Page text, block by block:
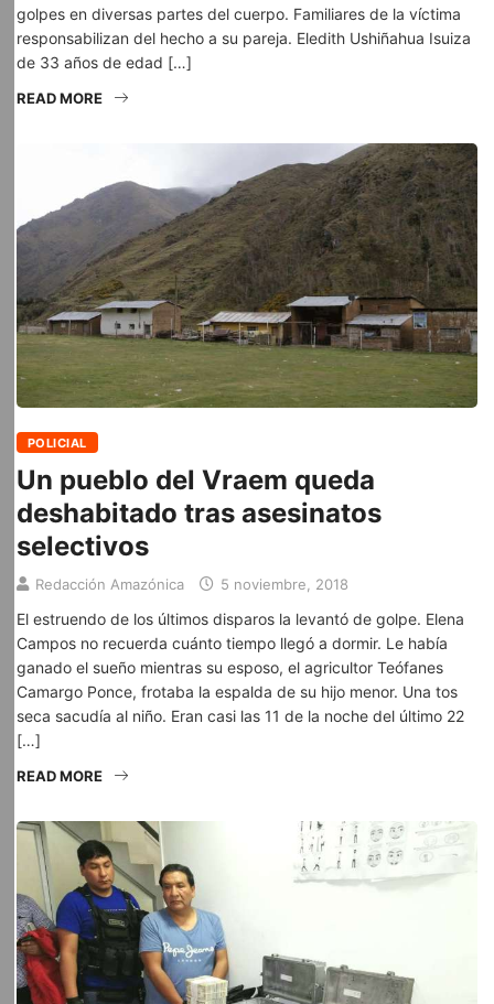
golpes en diversas partes del cuerpo. Familiares de la víctima
responsabilizan del hecho a su pareja. Eledith Ushiñahua Isuiza
de 33 años de edad […]
READ MORE
POLICIAL
Un pueblo del Vraem queda
deshabitado tras asesinatos
selectivos
Redacción Amazónica 5 noviembre, 2018
El estruendo de los últimos disparos la levantó de golpe. Elena
Campos no recuerda cuánto tiempo llegó a dormir. Le había
ganado el sueño mientras su esposo, el agricultor Teófanes
Camargo Ponce, frotaba la espalda de su hijo menor. Una tos
seca sacudía al niño. Eran casi las 11 de la noche del último 22
[…]
READ MORE